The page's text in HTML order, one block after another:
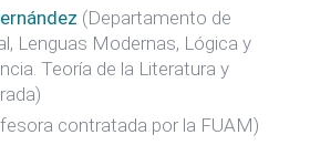
(Departamento de
Lenguas Modernas, Lógica y
Teoría de la Literatura y
contratada por la FUAM)